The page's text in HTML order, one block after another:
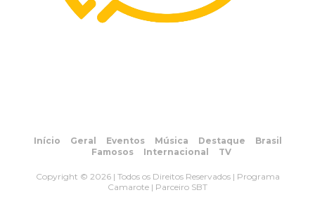
Início Geral Eventos Música Destaque
Brasil
Famosos
Internacional TV
Copyright © 2026 | Todos os Direitos Reservados | Programa
Camarote | Parceiro SBT